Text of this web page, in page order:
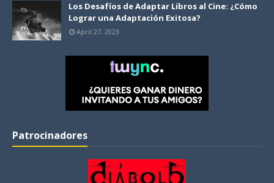
Los Desafíos de Adaptar Libros al Cine: ¿Cómo
Lograr una Adaptación Exitosa?
April 27, 2023
Patrocinadores